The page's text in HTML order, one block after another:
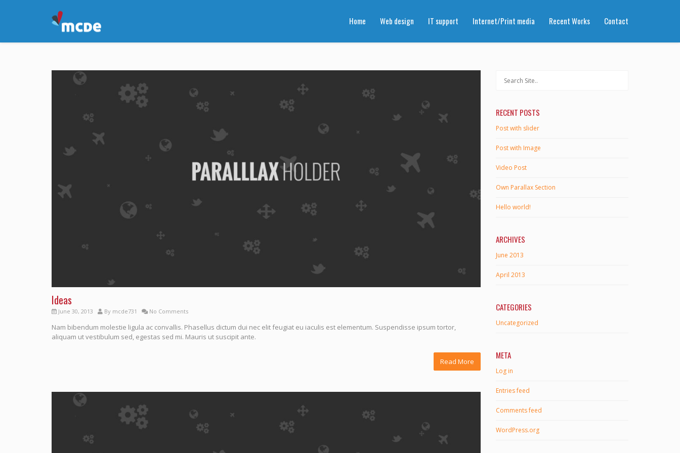
Home Web design IT support Internet/Print media Recent Works Contact
Ideas
June 30, 2013 By mcde731 No Comments
Nam bibendum molestie ligula ac convallis. Phasellus dictum dui nec elit feugiat eu iaculis est elementum. Suspendisse ipsum tortor,
aliquam ut vestibulum sed, egestas sed mi. Mauris ut suscipit ante.
Read More
RECENT POSTS
Post with slider
Post with Image
Video Post
Own Parallax Section
Hello world!
ARCHIVES
June 2013
April 2013
CATEGORIES
Uncategorized
META
Log in
Entries feed
Comments feed
WordPress.org